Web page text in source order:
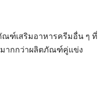
ณฑ์เสริมอาหารครีมอื่น ๆ ที่
ากกว่าผลิตภัณฑ์คู่แข่ง